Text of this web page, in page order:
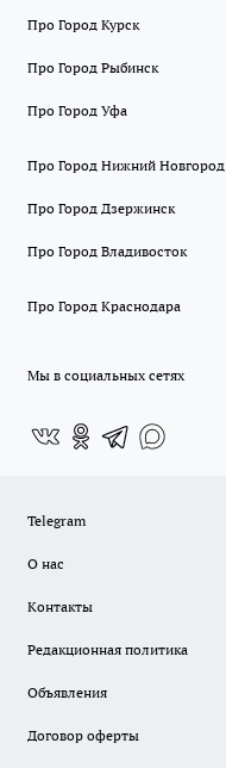
Про Город Курск
Про Город Рыбинск
Про Город Уфа
Про Город Нижний Новгород
Про Город Дзержинск
Про Город Владивосток
Про Город Краснодара
Мы в социальных сетях
Telegram
О нас
Контакты
Редакционная политика
Объявления
Договор оферты